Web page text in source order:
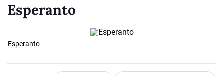
Esperanto
Esperanto